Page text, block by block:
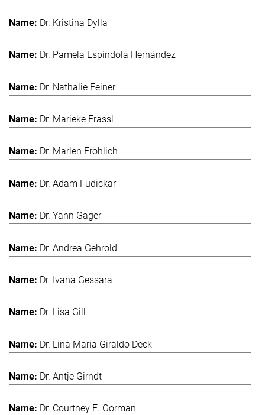
Dr. Kristina Dylla
Dr. Pamela Espíndola Hernández
Dr. Nathalie Feiner
Dr. Marieke Frassl
Dr. Marlen Fröhlich
Dr. Adam Fudickar
Dr. Yann Gager
Dr. Andrea Gehrold
Dr. Ivana Gessara
Dr. Lisa Gill
Dr. Lina Maria Giraldo Deck
Dr. Antje Girndt
Dr. Courtney E. Gorman